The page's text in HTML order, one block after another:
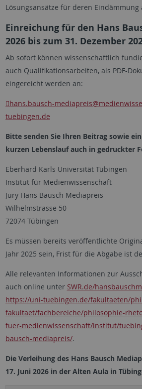
Lösungsansätze für deren Eindämmung
Einreichung für den Hans
2026 bis zum 31. Dezember
Ab sofort können wissenschaftlich
auch Qualifikationsarbeiten, als PDF-
eingereicht werden an:
hans.bausch-mediapreis
tuebingen.de
Bitte senden Sie Ihren Beitrag sowie
kurzen Lebenslauf auch in gedruckter
Eberhard Karls Universität Tübingen
Institut für Medienwissenschaft
Jury Hans Bausch Mediapreis
Wilhelmstrasse 50
72074 Tübingen
Es müssen bereits veröffentlichte
Jahr 2025 sein, Frist für die Abgabe ist
Alle relevanten Informationen zur
auch online unter SWR.de/
https://uni-tuebingen.de/fakultaeten/
fakultaet/fachbereiche/philosophie-
fuer-medienwissenschaft/institut/
bausch-mediapreis/.
Die Verleihung des Hans Bausch
17. Juni 2026 in der Alten Aula in